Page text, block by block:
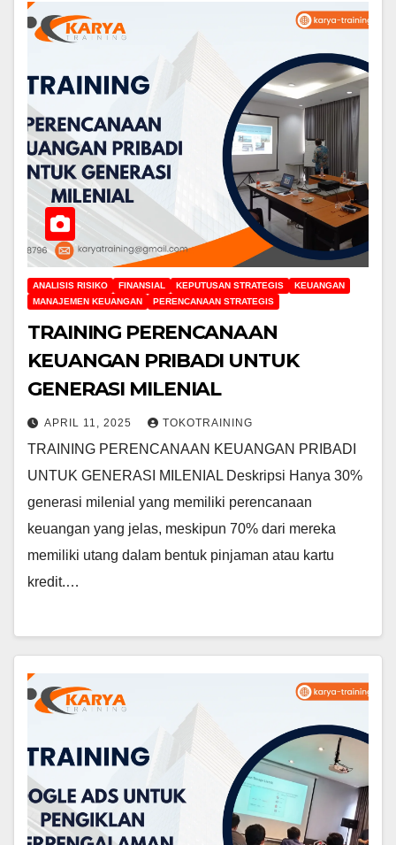
ANALISIS RISIKO FINANSIAL KEPUTUSAN STRATEGIS
KEUANGAN
MANAJEMEN KEUANGAN
PERENCANAAN STRATEGIS
TRAINING PERENCANAAN
KEUANGAN PRIBADI UNTUK
GENERASI MILENIAL
APRIL 11, 2025 TOKOTRAINING
TRAINING PERENCANAAN KEUANGAN PRIBADI
UNTUK GENERASI MILENIAL Deskripsi Hanya 30%
generasi milenial yang memiliki perencanaan
keuangan yang jelas, meskipun 70% dari mereka
memiliki utang dalam bentuk pinjaman atau kartu
kredit.…